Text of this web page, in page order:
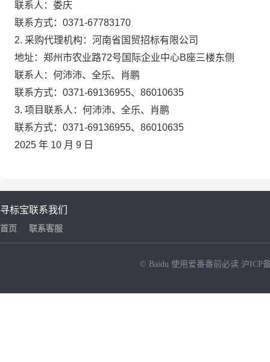
联系人：娄庆
联系方式：0371-67783170
2. 采购代理机构：河南省国贸招标有限公司
地址：郑州市农业路72号国际企业中心B座三楼东侧
联系人：何沛沛、全乐、肖鹏
联系方式：0371-69136955、86010635
3. 项目联系人：何沛沛、全乐、肖鹏
联系方式：0371-69136955、86010635
2025 年 10 月 9 日
寻标宝
首页
联系我们
联系客服
© Baidu 使用爱番番前必读 沪ICP